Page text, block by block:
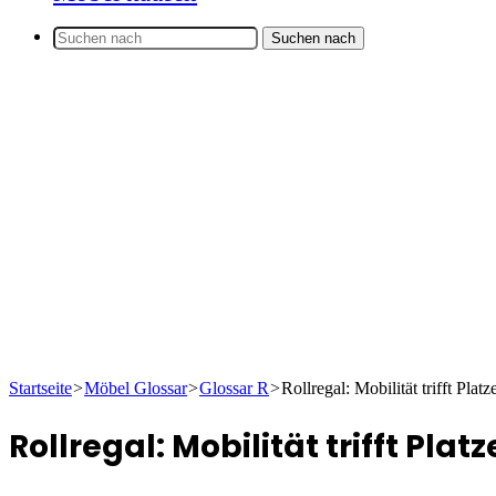
Suchen nach
Startseite>Möbel Glossar>Glossar R>Rollregal: Mobilität trifft
Rollregal: Mobilität trifft